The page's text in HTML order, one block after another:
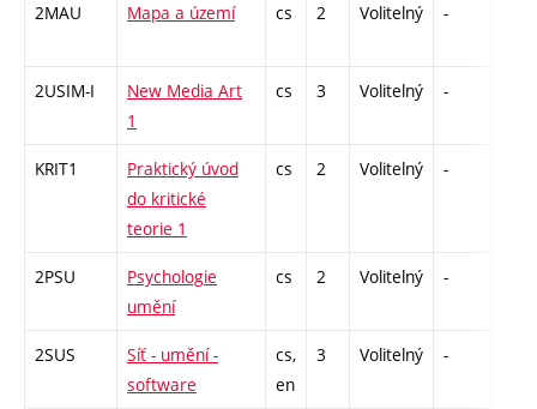
2MAU Mapa a území cs 2 Volitelný -
2USIM-I
New Media Art
1
cs 3 Volitelný -
KRIT1
Praktický úvod
do kritické
teorie 1
cs 2 Volitelný -
2PSU
Psychologie
umění
cs 2 Volitelný -
2SUS
Síť - umění -
software
cs,
en
3 Volitelný -